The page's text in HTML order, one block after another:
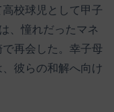
校球児として甲子
、憧れだったマネ
再会した。幸子母
彼らの和解へ向け